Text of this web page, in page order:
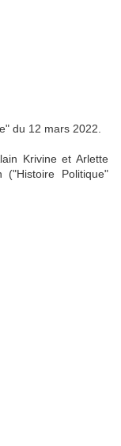
du 12 mars 2022.
Krivine et Arlette
("Histoire Politique"